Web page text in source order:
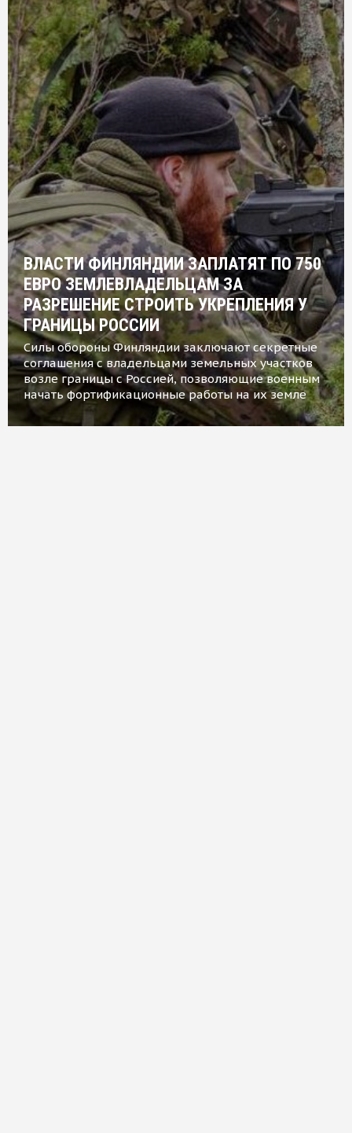
ВЛАСТИ ФИНЛЯНДИИ ЗАПЛАТЯТ ПО 750
ЕВРО ЗЕМЛЕВЛАДЕЛЬЦАМ ЗА
РАЗРЕШЕНИЕ СТРОИТЬ УКРЕПЛЕНИЯ У
ГРАНИЦЫ РОССИИ
Силы обороны Финляндии заключают секретные
соглашения с владельцами земельных участков
возле границы с Россией, позволяющие военным
начать фортификационные работы на их земле